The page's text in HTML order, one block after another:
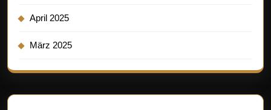
April 2025
März 2025